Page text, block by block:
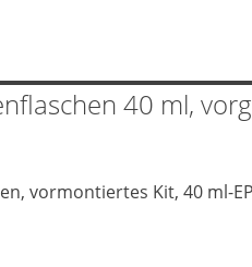
40 ml,
vormontiertes Kit, 40 ml-